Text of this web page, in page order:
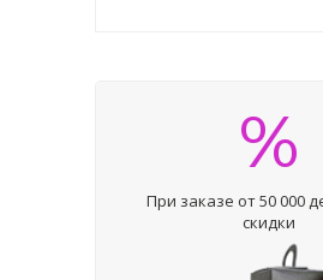
%
При заказе от 50 000
скидки